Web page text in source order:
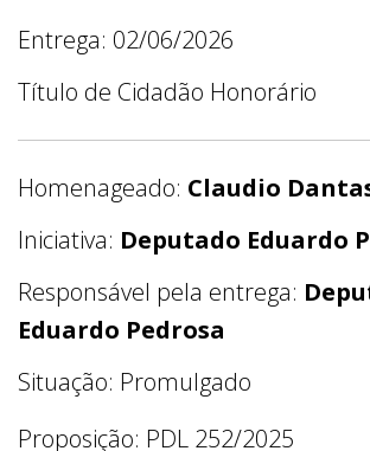
Entrega: 02/06/2026
Título de Cidadão Honorário
Homenageado: Claudio
Iniciativa: Deputado Eduardo
Responsável pela entrega:
Eduardo Pedrosa
Situação: Promulgado
Proposição: PDL 252/2025